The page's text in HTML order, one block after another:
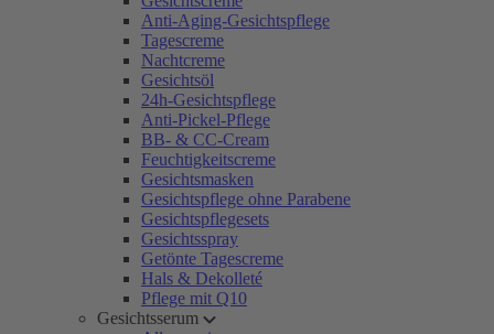
Anti-Aging-Gesichtspflege
Tagescreme
Nachtcreme
Gesichtsöl
24h-Gesichtspflege
Anti-Pickel-Pflege
BB- & CC-Cream
Feuchtigkeitscreme
Gesichtsmasken
Gesichtspflege ohne Parabene
Gesichtspflegesets
Gesichtsspray
Getönte Tagescreme
Hals & Dekolleté
Pflege mit Q10
Gesichtsserum